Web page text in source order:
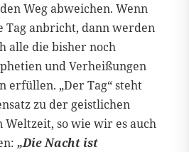
Weg abweichen. Wenn
Tag anbricht, dann werden
alle die bisher noch
und Verheißungen
erfüllen. „Der Tag“ steht
zu der geistlichen
Weltzeit, so wie wir es auch
„Die Nacht ist